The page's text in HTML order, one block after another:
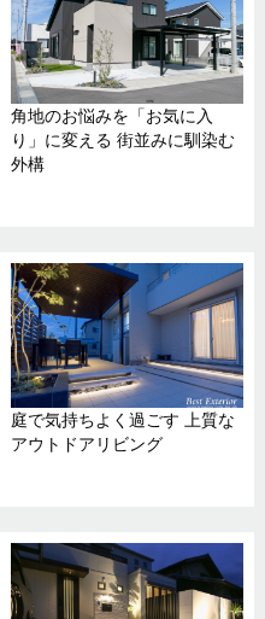
角地のお悩みを「お気に入
り」に変える 街並みに馴染む
外構
庭で気持ちよく過ごす 上質な
アウトドアリビング